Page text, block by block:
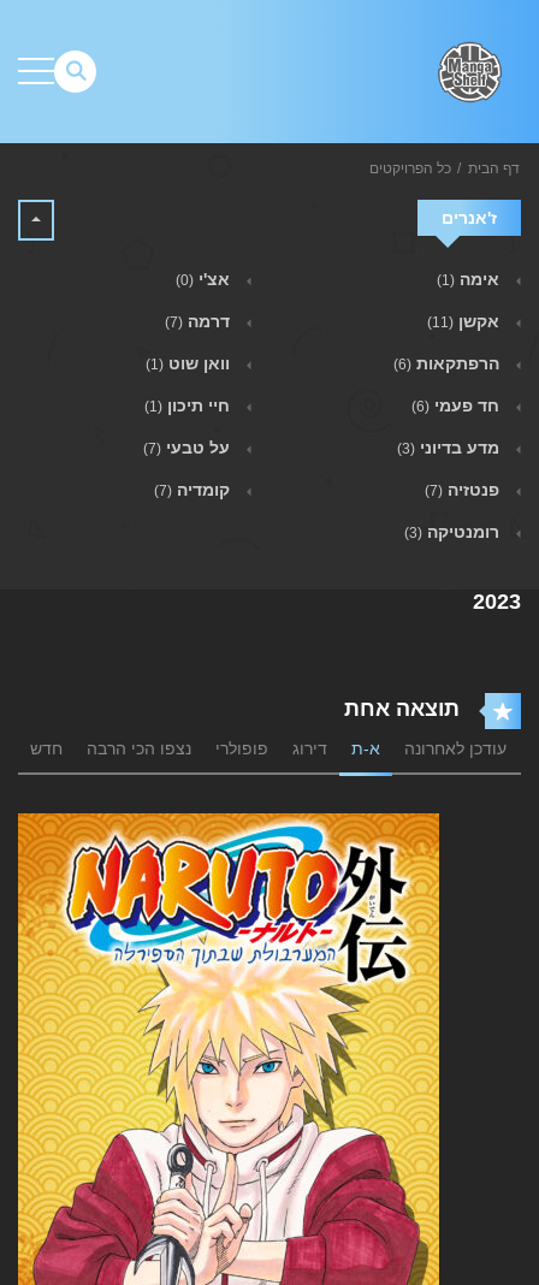
דף הבית כל הפרויקטים
ז'אנרים
אימה (1) אצ'י (0)
אקשן (11) דרמה (7)
הרפתקאות (6) וואן שוט (1)
חד פעמי (6) חיי תיכון (1)
מדע בדיוני (3) על טבעי (7)
פנטזיה (7) קומדיה (7)
רומנטיקה (3)
2023
תוצאה אחת
עודכן לאחרונה א-ת דירוג פופולרי נצפו הכי הרבה חדש